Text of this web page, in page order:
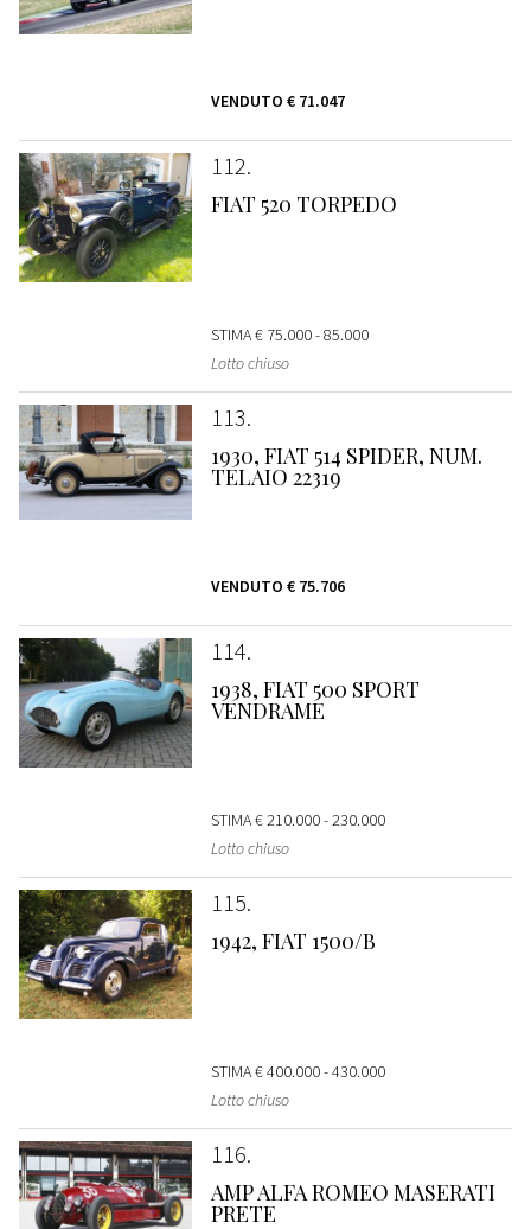
VENDUTO € 71.047
112
FIAT 520 TORPEDO
STIMA€ 75.000 - 85.000
Lotto chiuso
113
1930, FIAT 514 SPIDER, NUM.
TELAIO 22319
VENDUTO € 75.706
114
1938, FIAT 500 SPORT
VENDRAME
STIMA€ 210.000 - 230.000
Lotto chiuso
115
1942, FIAT 1500/B
STIMA€ 400.000 - 430.000
Lotto chiuso
116
AMP ALFA ROMEO MASERATI
PRETE